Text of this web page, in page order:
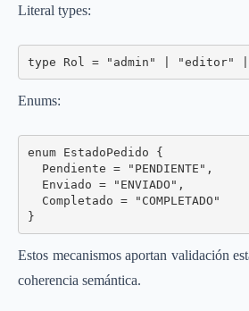
Literal types:
type Rol = "admin" | "editor"
Enums:
enum EstadoPedido {
  Pendiente = "PENDIENTE",
  Enviado = "ENVIADO",
  Completado = "COMPLETADO"
Estos mecanismos aportan validación
coherencia semántica.